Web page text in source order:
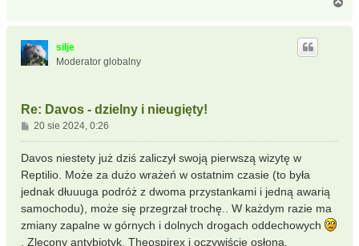
g
silje
Moderator globalny
Re: Davos - dzielny i nieugięty!
P
o
s
20 sie 2024, 0:26
Davos niestety już dziś zaliczył swoją pierwszą wizytę w
Reptilio. Może za dużo wrażeń w ostatnim czasie (to była
jednak dłuuuga podróż z dwoma przystankami i jedną awarią
samochodu), może się przegrzał trochę.. W każdym razie ma
zmiany zapalne w górnych i dolnych drogach oddechowych
. Zlecony antybiotyk, Theospirex i oczywiście osłona.